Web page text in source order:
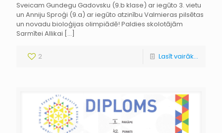
Sveicam Gundegu Gadovsku (9.b klase) ar iegūto 3. vietu
un Anniju Sproģi (9.a) ar iegūto atzinību Valmieras pilsētas
un novadu bioloģijas olimpiādē! Paldies skolotājām
Sarmītei Allikai […]
2 Lasīt vairāk...